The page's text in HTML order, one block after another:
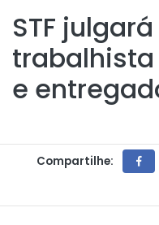
STF
e
Compartilhe: